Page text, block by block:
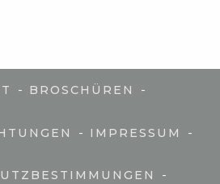
- BROSCHÜREN -
- IMPRESSUM -
-